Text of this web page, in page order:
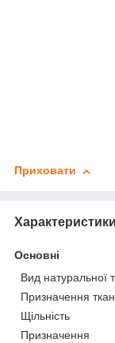
Приховати
Характеристики
Основні
Вид натуральної
Призначення
Щільність
Призначення